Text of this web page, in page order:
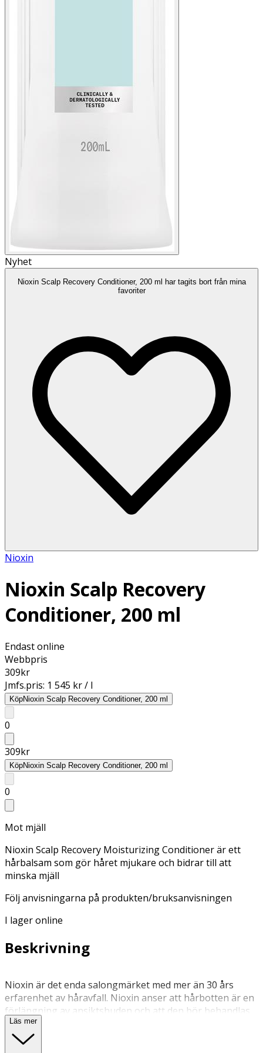
Nyhet
Nioxin Scalp Recovery Conditioner, 200 ml har tagits bort från mina
favoriter
Nioxin
Nioxin Scalp Recovery
Conditioner, 200 ml
Endast online
Webbpris
309kr
Jmfs.pris: 1 545 kr / l
KöpNioxin Scalp Recovery Conditioner, 200 ml
0
309kr
KöpNioxin Scalp Recovery Conditioner, 200 ml
0
Mot mjäll
Nioxin Scalp Recovery Moisturizing Conditioner är ett
hårbalsam som gör håret mjukare och bidrar till att
minska mjäll
Följ anvisningarna på produkten/bruksanvisningen
I lager online
Beskrivning
Nioxin är det enda salongmärket med mer än 30 års
erfarenhet av håravfall. Nioxin anser att hårbotten är en
förlängning av ansiktshuden och att den bör behandlas
likadant. Ända sedan Eva Graham grundade varumärket
har Nioxin skapat och lett en ny kategori inom
Läs mer